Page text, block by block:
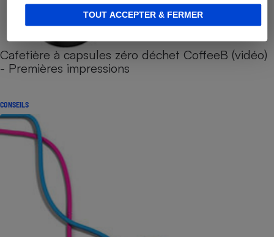
TOUT ACCEPTER & FERMER
Cafetière à capsules zéro déchet CoffeeB (vidéo)
- Premières impressions
CONSEILS